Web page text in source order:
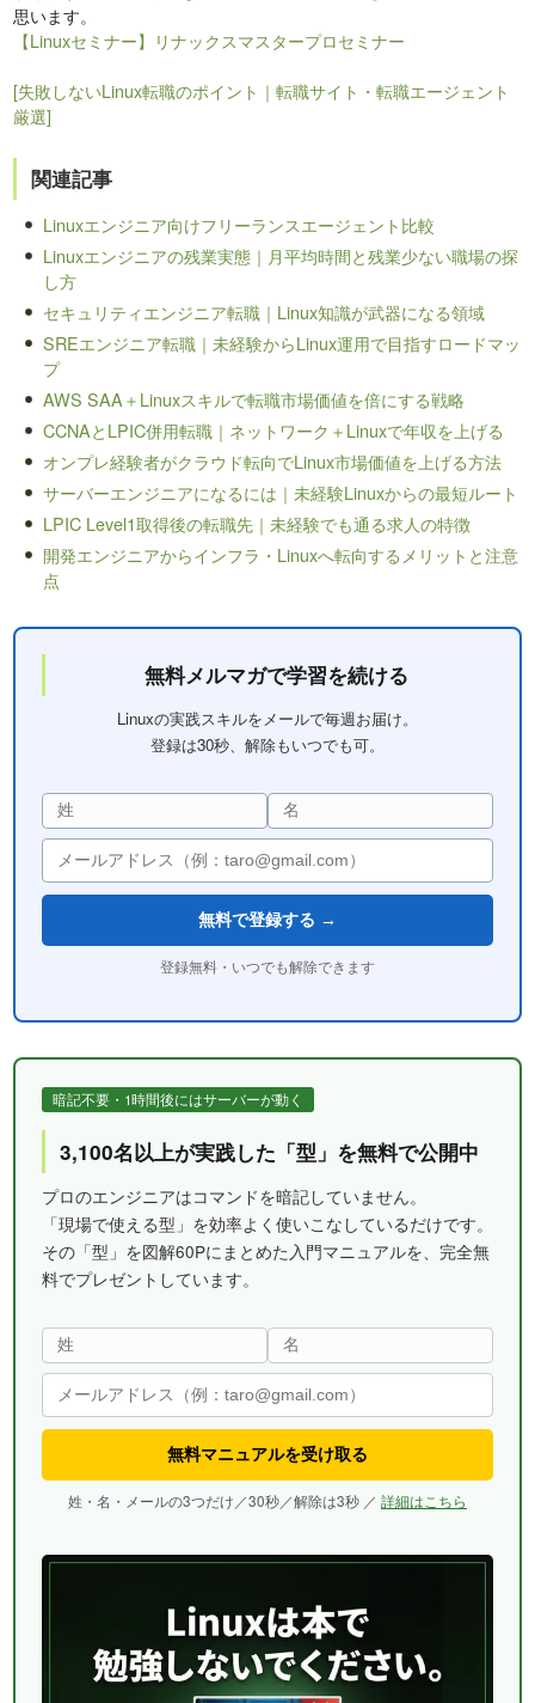
思います。
【Linuxセミナー】リナックスマスタープロセミナー
[失敗しないLinux転職のポイント｜転職サイト・転職エージェント
厳選]
関連記事
Linuxエンジニア向けフリーランスエージェント比較
Linuxエンジニアの残業実態｜月平均時間と残業少ない職場の探
し方
セキュリティエンジニア転職｜Linux知識が武器になる領域
SREエンジニア転職｜未経験からLinux運用で目指すロードマッ
プ
AWS SAA＋Linuxスキルで転職市場価値を倍にする戦略
CCNAとLPIC併用転職｜ネットワーク＋Linuxで年収を上げる
オンプレ経験者がクラウド転向でLinux市場価値を上げる方法
サーバーエンジニアになるには｜未経験Linuxからの最短ルート
LPIC Level1取得後の転職先｜未経験でも通る求人の特徴
開発エンジニアからインフラ・Linuxへ転向するメリットと注意
点
無料メルマガで学習を続ける
Linuxの実践スキルをメールで毎週お届け。
登録は30秒、解除もいつでも可。
無料で登録する →
登録無料・いつでも解除できます
暗記不要・1時間後にはサーバーが動く
3,100名以上が実践した「型」を無料で公開中
プロのエンジニアはコマンドを暗記していません。
「現場で使える型」を効率よく使いこなしているだけです。
その「型」を図解60Pにまとめた入門マニュアルを、完全無
料でプレゼントしています。
無料マニュアルを受け取る
姓・名・メールの3つだけ／30秒／解除は3秒 ／ 詳細はこちら